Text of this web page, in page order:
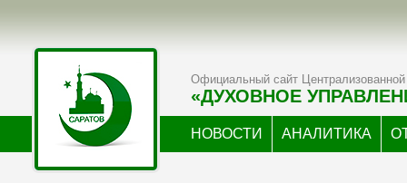
Официальный сайт Централизованной
«ДУХОВНОЕ
НОВОСТИ АНАЛИТИКА